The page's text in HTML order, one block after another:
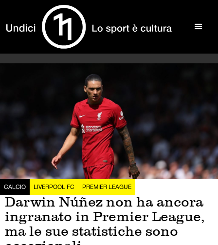
CALCIO LIVERPOOL FC PREMIER LEAGUE
Darwin Núñez non ha ancora
ingranato in Premier League,
ma le sue statistiche sono